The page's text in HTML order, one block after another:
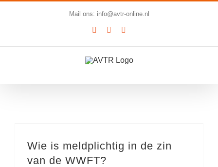
Mail ons: info@avtr-online.nl
YouTubeLinkedIn
Wie is meldplichtig in de zin
van de WWFT?